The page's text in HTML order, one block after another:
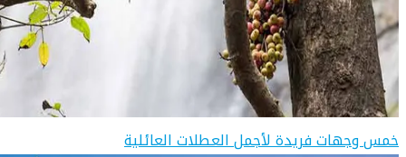
خمس وجهات فريدة لأجمل العطلات العائلية